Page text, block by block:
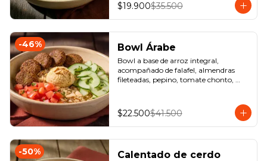
$19.900$35.500
-46% Bowl Árabe
Bowl a base de arroz integral,
acompañado de falafel, almendras
fileteadas, pepino, tomate chonto,
$22.500$41.500
-50% Calentado de cerdo